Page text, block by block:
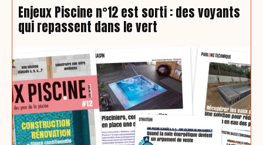
Enjeux Piscine n°12 est sorti : des voyants
qui repassent dans le vert